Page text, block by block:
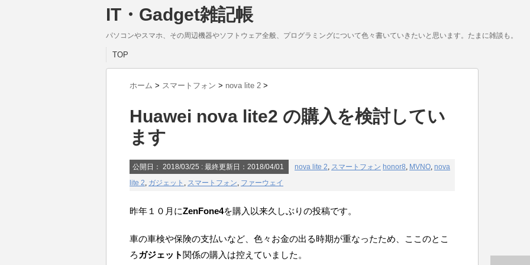
IT・Gadget雑記帳
パソコンやスマホ、その周辺機器やソフトウェア全般、プログラミングについて色々書いていきたいと思います。たまに雑談も。
TOP
ホーム > スマートフォン > nova lite 2 >
Huawei nova lite2 の購入を検討してい
ます
公開日： 2018/03/25 : 最終更新日：2018/04/01 nova lite 2, スマートフォン honor8, MVNO, nova
lite 2, ガジェット , スマートフォン, ファーウェイ
昨年１０月にZenFone4を購入以来久しぶりの投稿です。
車の車検や保険の支払いなど、色々お金の出る時期が重なったため、ここのとこ
ろガジェット 関係の購入は控えていました。